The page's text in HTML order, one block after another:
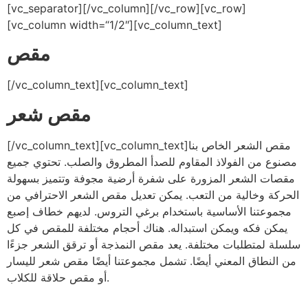
[vc_separator][/vc_column][/vc_row][vc_row]
[vc_column width=“1/2″][vc_column_text]
مقص
[/vc_column_text][vc_column_text]
مقص شعر
[/vc_column_text][vc_column_text]مقص الشعر الخاص بنا
مصنوع من الفولاذ المقاوم للصدأ المطروق والصلب. تحتوي جميع
مقصات الشعر المزورة على شفرة أرضية مجوفة وتتميز بسهولة
الحركة وخالية من التعب. يمكن تعديل مقص الشعر الاحترافي من
مجموعتنا الأساسية باستخدام برغي التروس. لديهم خطاف إصبع
يمكن فكه ويمكن استبداله. هناك أحجام مختلفة للمقص في كل
سلسلة لمتطلبات مختلفة. يعد مقص النمذجة أو ترقق الشعر جزءًا
من النطاق المعني أيضًا. تشمل مجموعتنا أيضًا مقص شعر لليسار
أو مقص حلاقة للكلاب.